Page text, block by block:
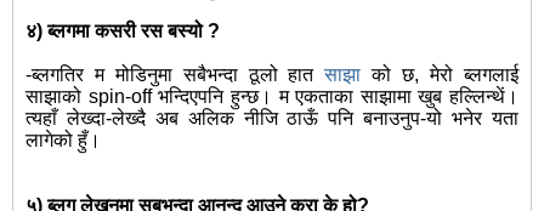
४) ब्लगमा कसरी रस बस्यो ?
-ब्लगतिर म मोडिनुमा सबैभन्दा ठूलो हातसाझाको छ, मेरो ब्लगलाई
साझाको spin-off भन्दिएपनि हुन्छ। म एकताका साझामा खुब हल्लिन्थें।
त्यहाँ लेख्दा-लेख्दै अब अलिक नीजि ठाऊँ पनि बनाउनुप-यो भनेर यता
लागेको हुँ।
५) ब्लग लेखनमा सबभन्दा आनन्द आउने कुरा के हो?